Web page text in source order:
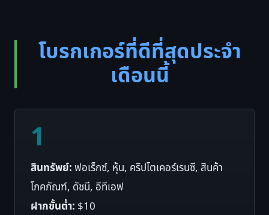
โบรกเกอร์ที่ดีที่สุดประจำ
เดือนนี้
1
สินทรัพย์:ฟอเร็กซ์, หุ้น, คริปโตเคอร์เรนซี, สินค้า
โภคภัณฑ์, ดัชนี, อีทีเอฟ
ฝากขั้นต่ำ: $10